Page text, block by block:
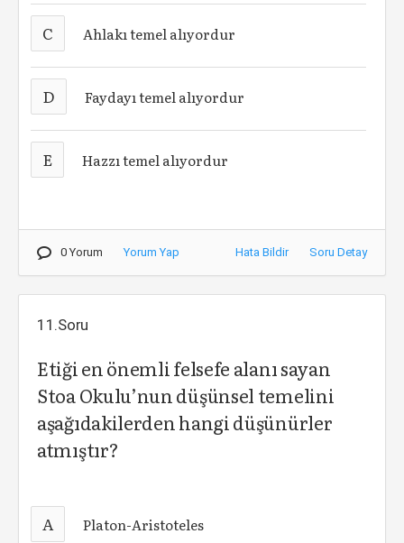
C Ahlakı temel alıyordur
D Faydayı temel alıyordur
E Hazzı temel alıyordur
0 Yorum Yorum Yap Hata Bildir Soru Detay
11.Soru
Etiği en önemli felsefe alanı sayan
Stoa Okulu’nun düşünsel temelini
aşağıdakilerden hangi düşünürler
atmıştır?
A Platon-Aristoteles